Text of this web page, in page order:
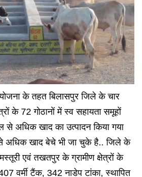
योजना के तहत बिलासपुर जिले के चार
के 72 गोठानों में स्व सहायता समूहों
से अधिक खाद का उत्पादन किया गया
अधिक खाद बेचे भी जा चुके है.. जिले के
एवं तखतपुर के ग्रामीण क्षेत्रों के
वर्मी टैंक, 342 नाडेप टांका, स्थापित